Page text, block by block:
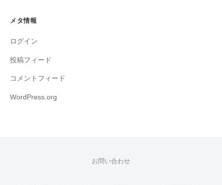
メタ情報
ログイン
投稿フィード
コメントフィード
WordPress.org
お問い合わせ